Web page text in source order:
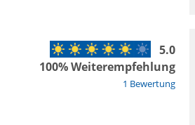
1 Bewertung
5.0
100% Weiterempfehlung